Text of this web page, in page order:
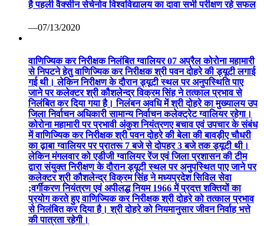
है पहली वैक्सीन सेचेनोव विश्वविद्यालय का दावा सभी परीक्षण रहे सफल
—07/13/2020
वाणिज्यिक कर निरीक्षक निलंबित ग्वालियर 07 अप्रैल कोरोना महामारी
से निपटने हेतु वाणिज्यिक कर निरीक्षक श्री पवन दोहरे की ड्यूटी लगाई
गई थी। लेकिन निरीक्षण के दौरान ड्यूटी स्थल पर अनुपस्थिति पाए
जाने पर कलेक्टर श्री कौशलेन्द्र विक्रम सिंह ने तत्काल प्रभाव से
निलंबित कर दिया गया है। निलंबन अवधि में श्री दोहरे का मुख्यालय उप
जिला निर्वाचन अधिकारी सामान्य निर्वाचन कलेक्ट्रेट ग्वालियर रहेगा।
कोरोना महामारी पर प्रभावी अंकुश नियंत्रणए बचाव एवं उपचार के संबंध
में वाणिज्यिक कर निरीक्षक श्री पवन दोहरे की बेला की बावड़ीए चौधरी
का ढ़ाबा ग्वालियर पर प्रातरू 7 बजे से दोपहर 3 बजे तक ड्यूटी थी।
लेकिन मंगलवार को एडीजी ग्वालियर रेंज एवं जिला प्रशासन की टीम
द्वारा संयुक्त निरीक्षण के दौरान ड्यूटी स्थल पर अनुपस्थित पाए जाने पर
कलेक्टर श्री कौशलेन्द्र विक्रम सिंह ने मध्यप्रदेश सिविल सेवा
;वर्गीकरण नियंत्रण एवं अपीलद्ध नियम 1966 में प्रदत्त शक्तियों का
प्रयोग करते हुए वाणिज्यिक कर निरीक्षक श्री दोहरे को तत्काल प्रभाव
से निलंबित कर दिया है। श्री दोहरे को नियमानुसार जीवन निर्वाह भत्ते
की पात्रता रहेगी।